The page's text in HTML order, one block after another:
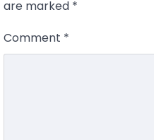
are marked *
Comment *